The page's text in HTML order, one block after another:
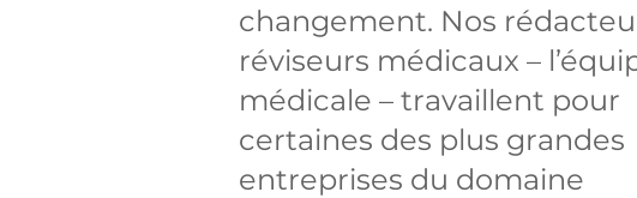
changement. Nos
réviseurs médicaux –
médicale – travaillent pour
certaines des plus grandes
entreprises du domaine